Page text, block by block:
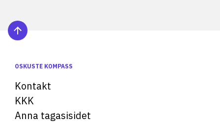
OSKUSTE KOMPASS
Kontakt
KKK
Anna tagasisidet